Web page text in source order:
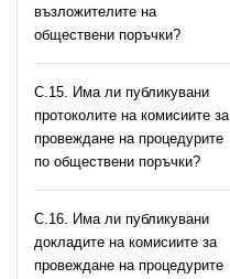
възложителите на
обществени поръчки?
С.15. Има ли публикувани
протоколите на комисиите за
провеждане на процедурите
по обществени поръчки?
С.16. Има ли публикувани
докладите на комисиите за
провеждане на процедурите